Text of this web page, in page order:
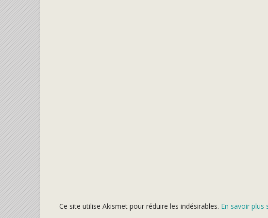
Ce site utilise Akismet pour réduire les indésirables. En savoir